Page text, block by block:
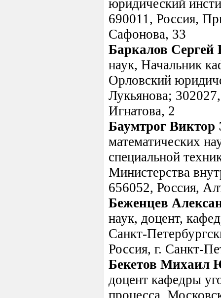
юридический
690011, Россия,
Сафонова, 33
Баркалов Сергей
наук, Начальник
Орловский
Лукьянова;
Игнатова, 2
Баумтрог Виктор
математических
специальной
Министерства
656052, Россия,
Беженцев
наук, доцент,
Санкт-
Россия, г. Санкт-
Бекетов Михаил
доцент кафедры
процесса,